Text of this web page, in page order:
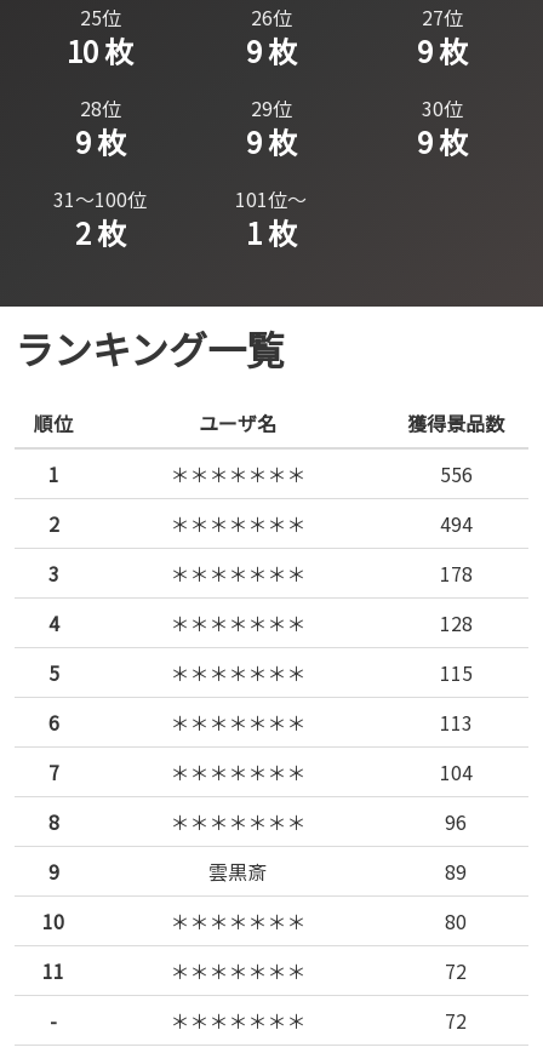
25位
10 枚
26位
9 枚
27位
9 枚
28位
9 枚
29位
9 枚
30位
9 枚
31～100位
2 枚
101位～
1 枚
ランキング一覧
順位 ユーザ名
獲得景品数
1
＊＊＊＊＊＊＊
556
2
＊＊＊＊＊＊＊
494
3
＊＊＊＊＊＊＊
178
4
＊＊＊＊＊＊＊
128
5
＊＊＊＊＊＊＊
115
6
＊＊＊＊＊＊＊
113
7
＊＊＊＊＊＊＊
104
8
＊＊＊＊＊＊＊
96
9
雲黒斎
89
10
＊＊＊＊＊＊＊
80
11
＊＊＊＊＊＊＊
72
-
＊＊＊＊＊＊＊
72